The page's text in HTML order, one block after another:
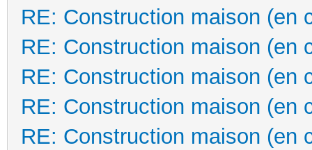
RE: Construction maison (en
RE: Construction maison (en
RE: Construction maison (en
RE: Construction maison (en
RE: Construction maison (en